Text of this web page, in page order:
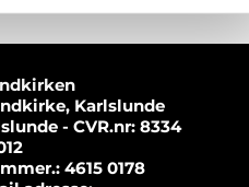
Karlslunde
- CVR.nr: 8334
4615 0178